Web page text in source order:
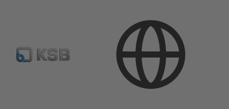
Optimización eficiencia